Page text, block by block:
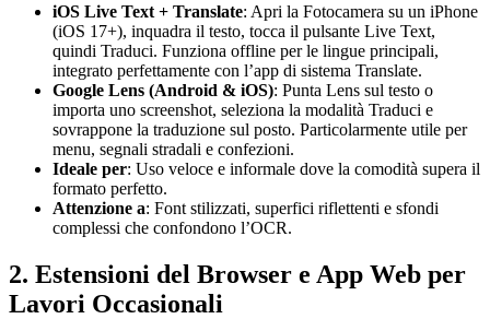
iOS Live Text + Translate: Apri la Fotocamera su un iPhone
(iOS 17+), inquadra il testo, tocca il pulsante Live Text,
quindi Traduci. Funziona offline per le lingue principali,
integrato perfettamente con l’app di sistema Translate.
Google Lens (Android & iOS): Punta Lens sul testo o
importa uno screenshot, seleziona la modalità Traduci e
sovrappone la traduzione sul posto. Particolarmente utile per
menu, segnali stradali e confezioni.
Ideale per: Uso veloce e informale dove la comodità supera il
formato perfetto.
Attenzione a: Font stilizzati, superfici riflettenti e sfondi
complessi che confondono l’OCR.
2. Estensioni del Browser e App Web per
Lavori Occasionali